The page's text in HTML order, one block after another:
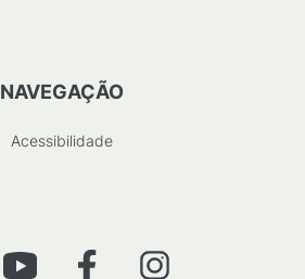
NAVEGAÇÃO
Acessibilidade